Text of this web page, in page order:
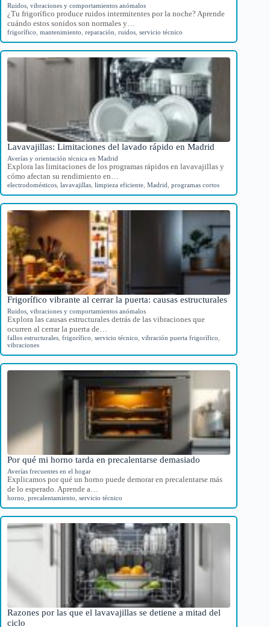
Ruidos, vibraciones y comportamientos anómalos
¿Tu frigorífico produce ruidos intermitentes por la noche? Aprende
cuándo estos sonidos son normales y…
frigorífico mantenimiento reparación ruidos servicio técnico
Lavavajillas: Limitaciones del lavado rápido en Madrid
Averías y orientación técnica en Madrid
Explora las limitaciones de los programas rápidos en lavavajillas y
cómo afectan su rendimiento en…
electrodomésticos lavavajillas limpieza eficiente Madrid programas cortos
Frigorífico vibrante al cerrar la puerta: causas estructurales
Ruidos, vibraciones y comportamientos anómalos
Explora las causas estructurales detrás de las vibraciones que
ocurren al cerrar la puerta de…
fallos estructurales frigorífico servicio técnico vibración puerta frigorífico
vibraciones
Por qué mi horno tarda en precalentarse demasiado
Averías frecuentes en el hogar
Explicamos por qué un horno puede demorar en precalentarse más
de lo esperado. Aprende a…
horno precalentamiento servicio técnico
Razones por las que el lavavajillas se detiene a mitad del
ciclo